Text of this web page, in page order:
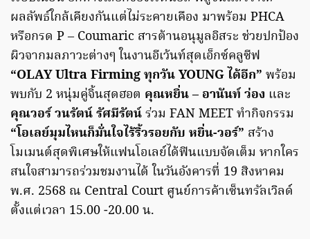
ผลลัพธ์ใกล้เคียงกันแต่ไม่ระคายเคือง มาพร้อม PHCA
หรือกรด P – Coumaric สารต้านอนุมูลอิสระ ช่วยปกป้อง
ผิวจากมลภาวะต่างๆ ในงานอีเว้นท์สุดเอ็กซ์คลูซีฟ
“OLAY Ultra Firming ทุกวัน YOUNG ได้อีก” พร้อม
พบกับ 2 หนุ่มคู่จิ้นสุดฮอต คุณหยิ่น – อานันท์ ว่อง และ
คุณวอร์ วนรัตน์ รัศมีรัตน์ร่วม FAN MEET ทำกิจกรรม
“โอเลย์มุมไหนก็มั่นใจไร้ริ้วรอยกับ หยิ่น-วอร์” สร้าง
โมเมนต์สุดพิเศษให้แฟนโอเลย์ได้ฟินแบบจัดเต็ม หากใคร
สนใจสามารถร่วมชมงานได้ ในวันอังคารที่ 19 สิงหาคม
พ.ศ. 2568 ณ Central Court ศูนย์การค้าเซ็นทรัลเวิลด์
ตั้งแต่เวลา 15.00 -20.00 น.